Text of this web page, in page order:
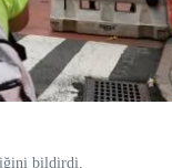
bildirdi.